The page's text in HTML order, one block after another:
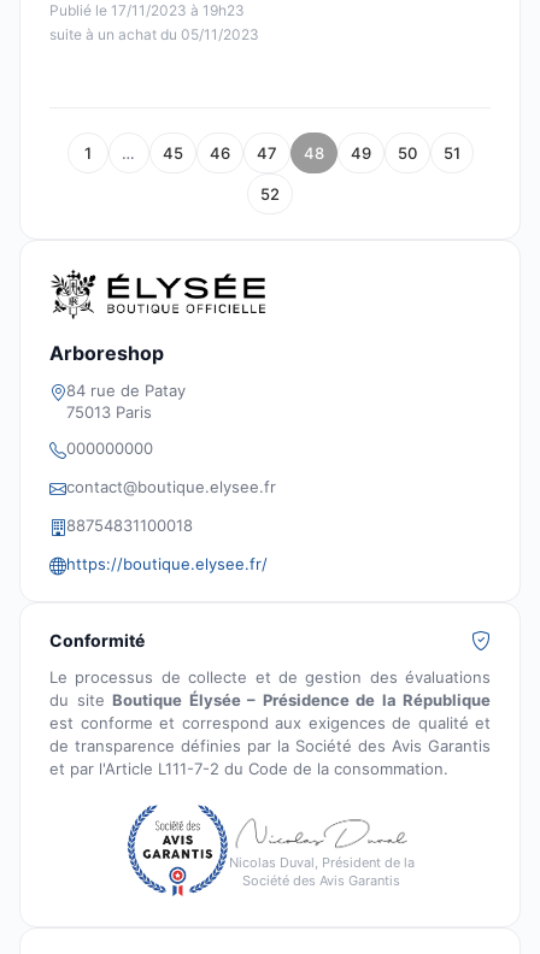
Publié le 17/11/2023 à 19h23
suite à un achat du 05/11/2023
1 … 45 46 47 48 49 50 51
52
Arboreshop
84 rue de Patay
75013 Paris
000000000
contact@boutique.elysee.fr
88754831100018
https://boutique.elysee.fr/
Conformité
Le processus de collecte et de gestion des évaluations
du site Boutique Élysée – Présidence de la République
est conforme et correspond aux exigences de qualité et
de transparence définies par la Société des Avis Garantis
et par l'Article L111-7-2 du Code de la consommation.
Nicolas Duval, Président de la
Société des Avis Garantis